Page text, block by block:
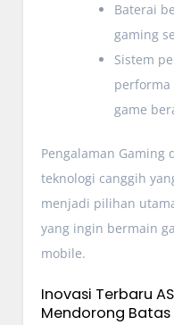
Baterai
gaming
Sistem
game
Pengalaman Gaming
teknologi canggih
menjadi pilihan
yang ingin bermain
mobile.
Inovasi Terbaru
Mendorong